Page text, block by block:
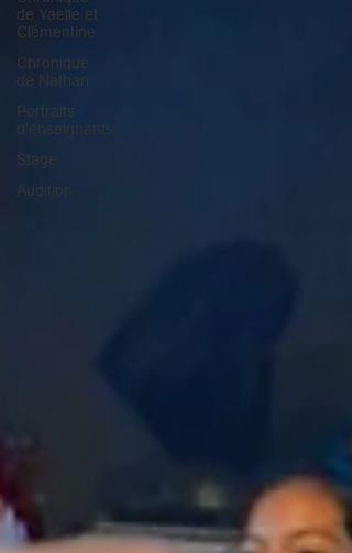
de Yaelle et
Clémentine
Chronique
de Nathan
Portraits
d'enseignants
Stage
Audition